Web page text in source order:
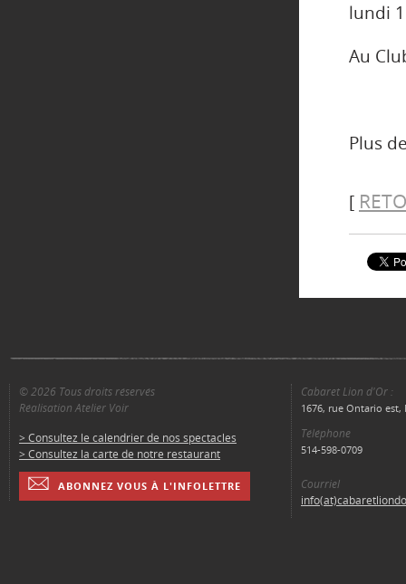
lundi
Au
Plus
[
© 2026 Tous droits réservés
Réalisation Atelier Voir
> Consultez le calendrier de nos spectacles
> Consultez la carte de notre restaurant
ABONNEZ VOUS À L'INFOLETTRE
Cabaret Lion d'Or :
1676, rue Ontario est,
Téléphone
514-598-0709
Courriel